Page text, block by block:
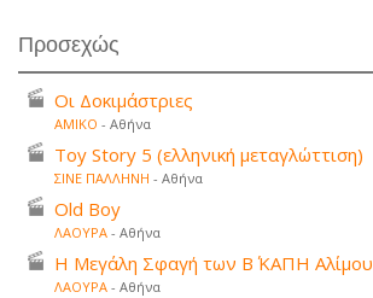
Προσεχώς
Οι Δοκιμάστριες
ΑΜΙΚΟ - Αθήνα
Toy Story 5 (ελληνική μεταγλώττιση)
ΣΙΝΕ ΠΑΛΛΗΝΗ - Αθήνα
Old Boy
ΛΑΟΥΡΑ - Αθήνα
Η Μεγάλη Σφαγή των Β΄ ΚΑΠΗ Αλίμου
ΛΑΟΥΡΑ - Αθήνα